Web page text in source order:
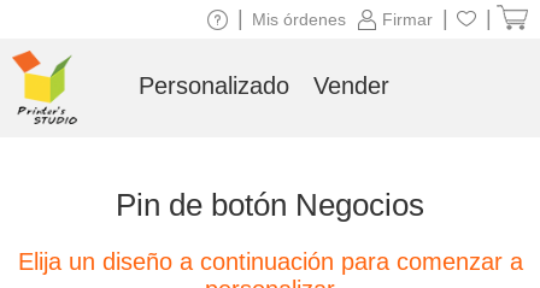
Pin de botón Negocios
Elija un diseño a continuación para comenzar a
Firmar
Mis órdenes
Personalizado Vender